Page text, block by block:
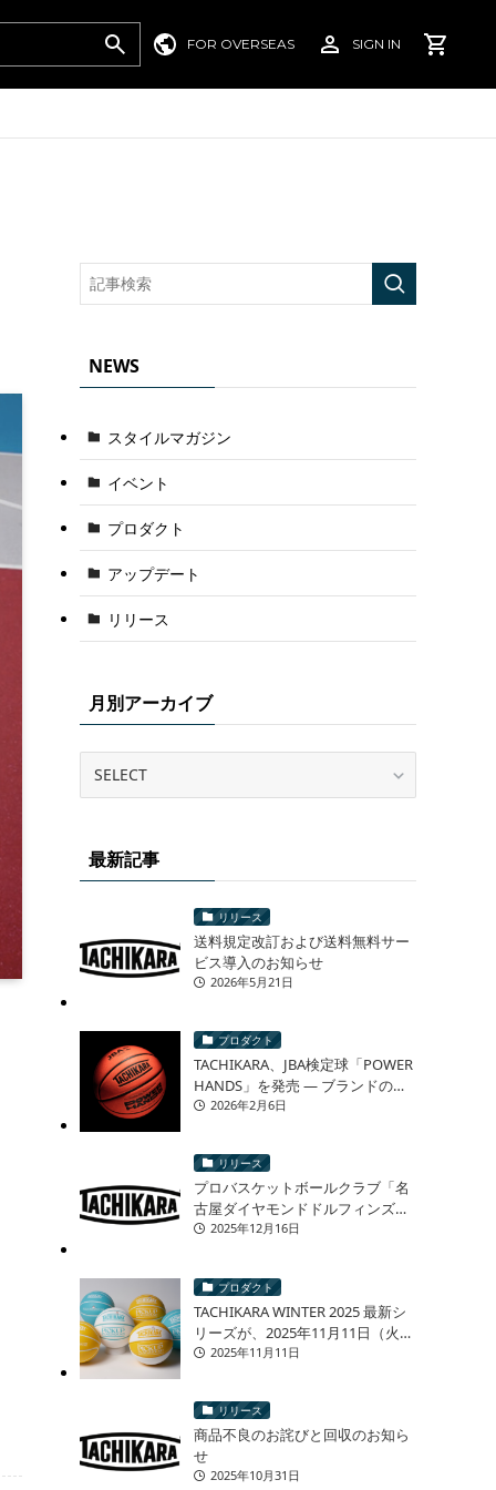
FOR OVERSEAS SIGN IN
NEWS
スタイルマガジン
イベント
プロダクト
アップデート
リリース
月別アーカイブ
最新記事
リリース
送料規定改訂および送料無料サー
ビス導入のお知らせ
2026年5月21日
プロダクト
TACHIKARA、JBA検定球「POWER
HANDS」を発売 ― ブランドの原
点「手力」を現代の競技シーンへ
2026年2月6日
リリース
プロバスケットボールクラブ「名
古屋ダイヤモンドドルフィンズ」
様とのオリジナルバスケットボー
2025年12月16日
プロダクト
TACHIKARA WINTER 2025 最新シ
リーズが、2025年11月11日（火）
より発売！
2025年11月11日
リリース
商品不良のお詫びと回収のお知ら
せ
2025年10月31日